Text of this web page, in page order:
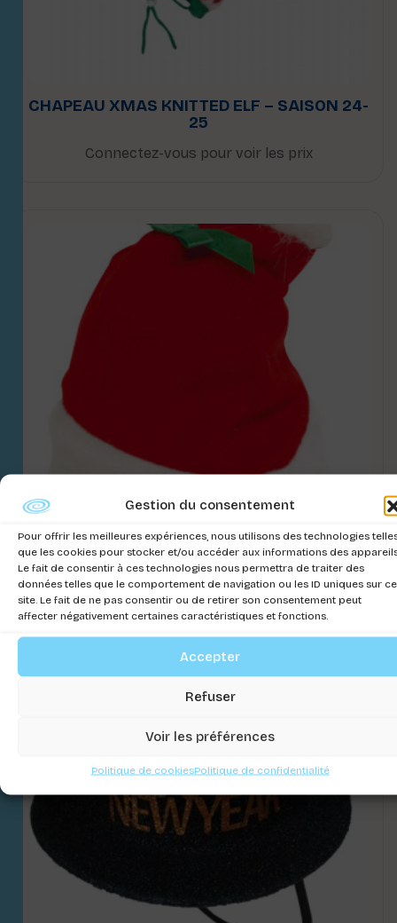
Gestion du consentement
Pour offrir les meilleures expériences, nous utilisons des technologies
que les cookies pour stocker et/ou accéder aux informations des
Le fait de consentir à ces technologies nous permettra de traiter des
données telles que le comportement de navigation ou les ID uniques sur ce
site. Le fait de ne pas consentir ou de retirer son consentement peut
affecter négativement certaines caractéristiques et fonctions.
Accepter
Refuser
Voir les préférences
Politique de cookiesPolitique de confidentialité
CHAPEAU XMAS KNITTED ELF – SAISON 24-
25
Connectez-vous pour voir les prix
NOEL CHAPEAU SMALL – SAISON 24-25
Connectez-vous pour voir les prix